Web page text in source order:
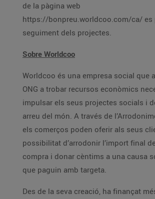
de la pàgina web
https://bonpreu.worldcoo.com/ca/ es
seguiment dels projectes.
Sobre Worldcoo
Worldcoo és una empresa social que
ONG a trobar recursos econòmics
impulsar els seus projectes socials i
arreu del món. A través de
els comerços poden oferir als seus
possibilitat d’arrodonir l’import final
compra i donar cèntims a una causa
que paguin amb targeta.
Des de la seva creació, ha finançat